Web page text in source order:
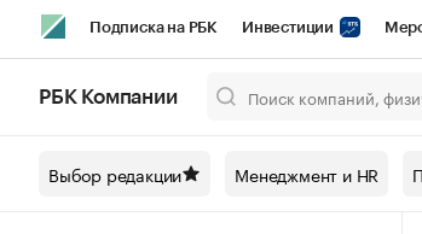
Подписка на РБК Инвестиции
Спецпроекты СПб Конференции СПб
РБК Компании
Выбор редакции Менеджмент и HR